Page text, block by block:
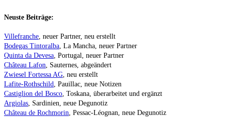
Neuste Beiträge:
Villefranche, neuer Partner, neu erstellt
Bodegas Tintoralba, La Mancha, neuer Partner
Quinta da Devesa, Portugal, neuer Partner
Château Lafon, Sauternes, abgeändert
Zwiesel Fortessa AG, neu erstellt
Lafite-Rothschild, Pauillac, neue Notizen
Castiglion del Bosco, Toskana, überarbeitet und ergänzt
Argiolas, Sardinien, neue Degunotiz
Château de Rochmorin, Pessac-Léognan, neue Degunotiz